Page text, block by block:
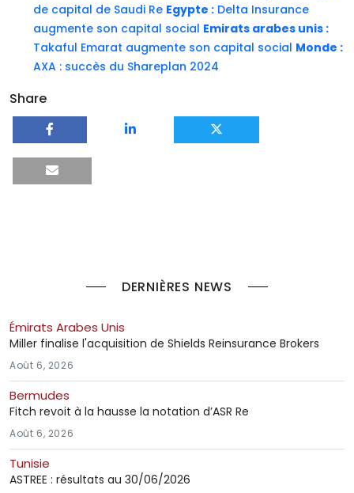
de capital de Saudi Re Egypte : Delta Insurance
augmente son capital social Emirats arabes unis :
Takaful Emarat augmente son capital social Monde :
AXA : succès du Shareplan 2024
Share
DERNIÈRES NEWS
Émirats Arabes Unis
Miller finalise l'acquisition de Shields Reinsurance Brokers
Août 6, 2026
Bermudes
Fitch revoit à la hausse la notation d’ASR Re
Août 6, 2026
Tunisie
ASTREE : résultats au 30/06/2026